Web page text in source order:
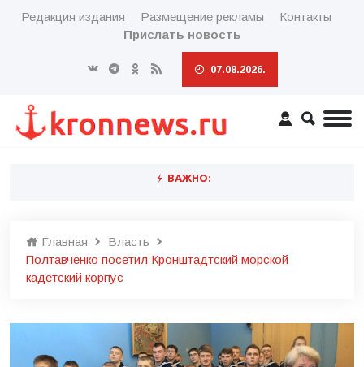
Редакция издания Размещение рекламы
Контакты
Прислать новость
07.08.2026.
ВАЖНО:
Главная
Власть
Полтавченко посетил Кронштадтский морской
кадетский корпус